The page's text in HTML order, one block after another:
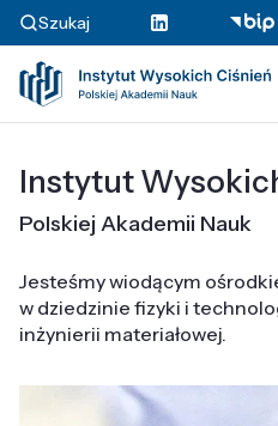
Szukaj
Instytut
Polskiej Akademii Nauk
Jesteśmy wiodącym
w dziedzinie fizyki i
inżynierii materiałowej.